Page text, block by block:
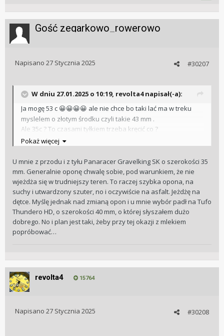
Gość zegarkowo_rowerowo
#30207
Napisano 27 Stycznia 2025
W dniu 27.01.2025 o 10:19, revolta4napisał(-a):
Ja mogę 53 c 😀😀😀😀 ale nie chce bo taki lać ma w treku
myslelem o złotym środku czyli takie 43 mm .
Ale 35c ? To czasami tyłkiem trzeba kręcić co ?
Pokaż więcej
U mnie z przodu i z tyłu Panaracer Gravelking SK o szerokości 35
mm. Generalnie oponę chwalę sobie, pod warunkiem, że nie
wjeżdża się w trudniejszy teren. To raczej szybka opona, na
suchy i utwardzony szuter, no i oczywiście na asfalt. Jeżdżę na
dętce. Myślę jednak nad zmianą opon i u mnie wybór padł na Tufo
Thundero HD, o szerokości 40 mm, o której słyszałem dużo
dobrego. No i plan jest taki, żeby przy tej okazji z mlekiem
popróbować…
revolta4 15764
#30208
Napisano 27 Stycznia 2025